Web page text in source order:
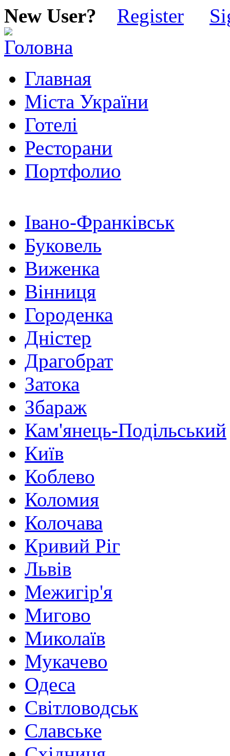
New User? Register
Главная
Міста України
Готелі
Ресторани
Портфолио
Івано-Франківськ
Буковель
Виженка
Вінниця
Городенка
Дністер
Драгобрат
Затока
Збараж
Кам'янець-Подільський
Київ
Коблево
Коломия
Колочава
Кривий Ріг
Львів
Межигір'я
Мигово
Миколаїв
Мукачево
Одеса
Світловодськ
Славське